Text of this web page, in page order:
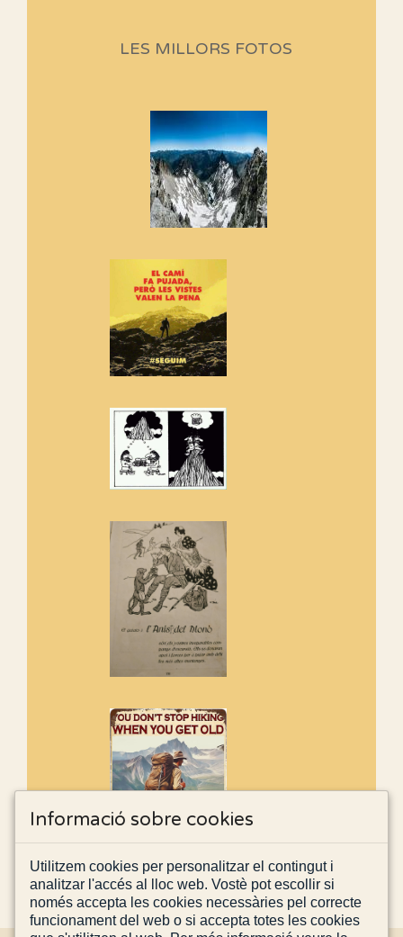
programació d'aquest any
Si no podem caminar, alguna
cosa hem de fer...
Els Centpeus signen el
Manifest a favor dels Camins
adhereix-te al manifest!
Rebem un diploma dels
Amics de Sant Aniol d'Aguja
Els Centpeus estem implicats
amb la recuperació del refugi i
LES MILLORS FOTOS
Informació sobre cookies
Utilitzem cookies per personalitzar el contingut i
analitzar l'accés al lloc web. Vostè pot escollir si
només accepta les cookies necessàries pel correcte
funcionament del web o si accepta totes les cookies